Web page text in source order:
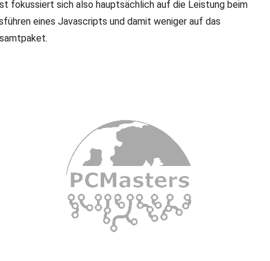
fokussiert sich also hauptsächlich auf die Leistung beim
eines Javascripts und damit weniger auf das